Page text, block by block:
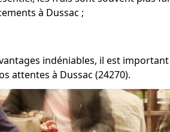
à Dussac ;
indéniables, il est
attentes à Dussac (24270).